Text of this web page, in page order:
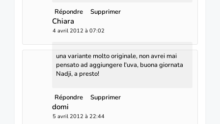
Répondre Supprimer
Chiara
4 avril 2012 à 07:02
una variante molto originale, non avrei mai
pensato ad aggiungere l'uva, buona giornata
Nadji, a presto!
Répondre Supprimer
domi
5 avril 2012 à 22:44